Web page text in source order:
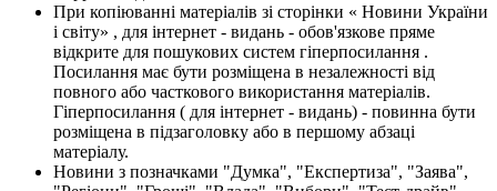
При копіюванні матеріалів зі сторінки « Новини України
і світу» , для інтернет - видань - обов'язкове пряме
відкрите для пошукових систем гіперпосилання .
Посилання має бути розміщена в незалежності від
повного або часткового використання матеріалів.
Гіперпосилання ( для інтернет - видань) - повинна бути
розміщена в підзаголовку або в першому абзаці
матеріалу.
Новини з позначками "Думка", "Експертиза", "Заява",